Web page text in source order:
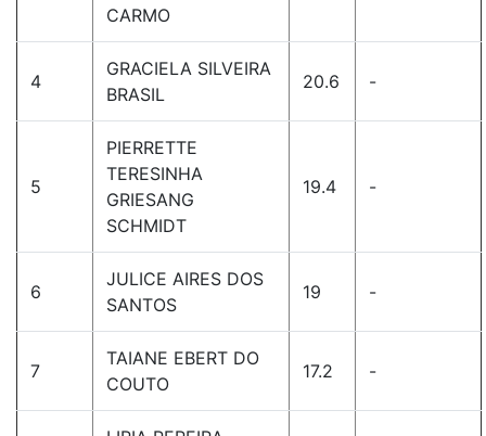
CARMO
4
GRACIELA SILVEIRA
BRASIL
20.6 -
5
PIERRETTE
TERESINHA
GRIESANG
SCHMIDT
19.4 -
6
JULICE AIRES DOS
SANTOS
19 -
7
TAIANE EBERT DO
COUTO
17.2 -